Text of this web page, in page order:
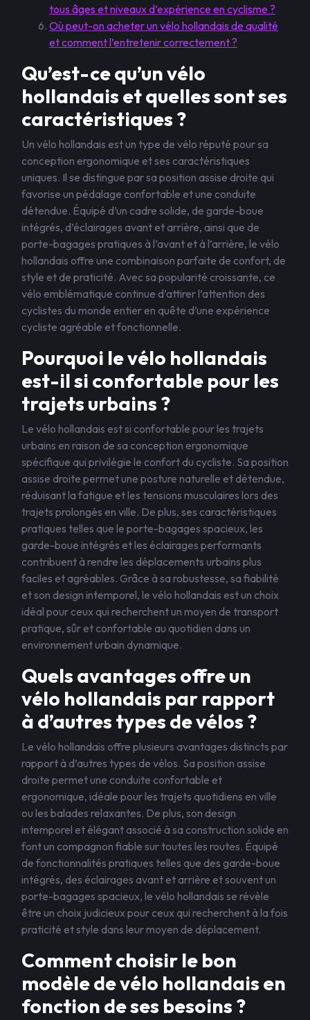
tous âges et niveaux d’expérience en cyclisme ?
Où peut-on acheter un vélo hollandais de qualité
et comment l’entretenir correctement ?
Qu’est-ce qu’un vélo
hollandais et quelles sont ses
caractéristiques ?
Un vélo hollandais est un type de vélo réputé pour sa
conception ergonomique et ses caractéristiques
uniques. Il se distingue par sa position assise droite qui
favorise un pédalage confortable et une conduite
détendue. Équipé d’un cadre solide, de garde-boue
intégrés, d’éclairages avant et arrière, ainsi que de
porte-bagages pratiques à l’avant et à l’arrière, le vélo
hollandais offre une combinaison parfaite de confort, de
style et de praticité. Avec sa popularité croissante, ce
vélo emblématique continue d’attirer l’attention des
cyclistes du monde entier en quête d’une expérience
cycliste agréable et fonctionnelle.
Pourquoi le vélo hollandais
est-il si confortable pour les
trajets urbains ?
Le vélo hollandais est si confortable pour les trajets
urbains en raison de sa conception ergonomique
spécifique qui privilégie le confort du cycliste. Sa position
assise droite permet une posture naturelle et détendue,
réduisant la fatigue et les tensions musculaires lors des
trajets prolongés en ville. De plus, ses caractéristiques
pratiques telles que le porte-bagages spacieux, les
garde-boue intégrés et les éclairages performants
contribuent à rendre les déplacements urbains plus
faciles et agréables. Grâce à sa robustesse, sa fiabilité
et son design intemporel, le vélo hollandais est un choix
idéal pour ceux qui recherchent un moyen de transport
pratique, sûr et confortable au quotidien dans un
environnement urbain dynamique.
Quels avantages offre un
vélo hollandais par rapport
à d’autres types de vélos ?
Le vélo hollandais offre plusieurs avantages distincts par
rapport à d’autres types de vélos. Sa position assise
droite permet une conduite confortable et
ergonomique, idéale pour les trajets quotidiens en ville
ou les balades relaxantes. De plus, son design
intemporel et élégant associé à sa construction solide en
font un compagnon fiable sur toutes les routes. Équipé
de fonctionnalités pratiques telles que des garde-boue
intégrés, des éclairages avant et arrière et souvent un
porte-bagages spacieux, le vélo hollandais se révèle
être un choix judicieux pour ceux qui recherchent à la fois
praticité et style dans leur moyen de déplacement.
Comment choisir le bon
modèle de vélo hollandais en
fonction de ses besoins ?